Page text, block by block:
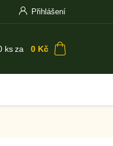
Přihlášení
ksza 0 Kč